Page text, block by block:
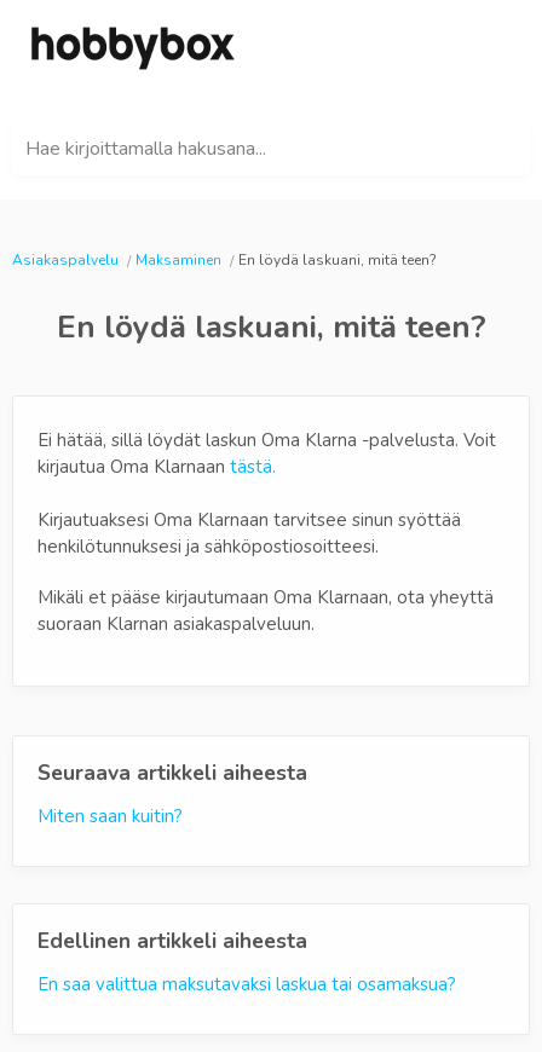
Hae kirjoittamalla hakusana...
Asiakaspalvelu Maksaminen En löydä laskuani, mitä teen?
En löydä laskuani, mitä teen?
Ei hätää, sillä löydät laskun Oma Klarna -palvelusta. Voit
kirjautua Oma Klarnaan tästä.
Kirjautuaksesi Oma Klarnaan tarvitsee sinun syöttää
henkilötunnuksesi ja sähköpostiosoitteesi.
Mikäli et pääse kirjautumaan Oma Klarnaan, ota yheyttä
suoraan Klarnan asiakaspalveluun.
Seuraava artikkeli aiheesta
Miten saan kuitin?
Edellinen artikkeli aiheesta
En saa valittua maksutavaksi laskua tai osamaksua?